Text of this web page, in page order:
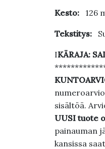
Kesto: 126
Tekstitys:
IKÄRAJA:
sisältöä.
UUSI tuote
painauman
kansissa